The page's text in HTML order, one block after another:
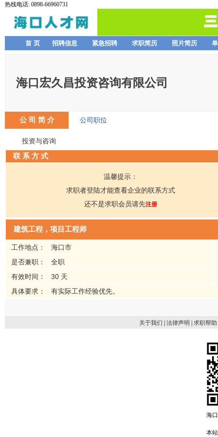
热线电话: 0898-66960731
首 页 招聘信息 紧急招聘 求职简历 照片简历
海口宏久昌投资咨询有限公司
公 司 简 介 公司职位
投资与咨询
联 系 方 式
温馨提示：
求职者登陆才能查看企业的联系方式
还不是求职会员请先注册
建筑工程，项目工程师
工作地点：
海口市
是否兼职：
全职
有效时间：
30 天
具体要求：
有实际工作经验优先。
关于我们 法律声明 求职帮助
海
本